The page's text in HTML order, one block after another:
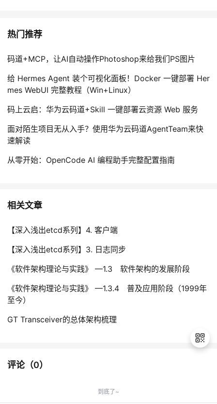
热门推荐
码道+MCP，让AI自动操作Photoshop来给我们PS图片
给 Hermes Agent 装个可视化面板！Docker 一键部署 Her
mes WebUI 完整教程（Win+Linux）
码上云启：华为云码道+Skill 一键部署云资源 Web 服务
面对陌生项目无从入手？使用华为云码道AgentTeam来快
速解读
从零开始：OpenCode AI 编程助手完整配置指南
相关文章
【深入浅出etcd系列】4. 客户端
【深入浅出etcd系列】3. 日志同步
《软件架构理论与实践》 —1.3 软件架构的发展阶段
《软件架构理论与实践》 —1.3.4 普及应用阶段（1999年
至今）
GT Transceiver的总体架构梳理
评论（0）
到底了~